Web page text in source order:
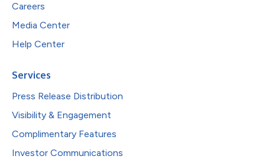
Careers
Media Center
Help Center
Services
Press Release Distribution
Visibility & Engagement
Complimentary Features
Investor Communications